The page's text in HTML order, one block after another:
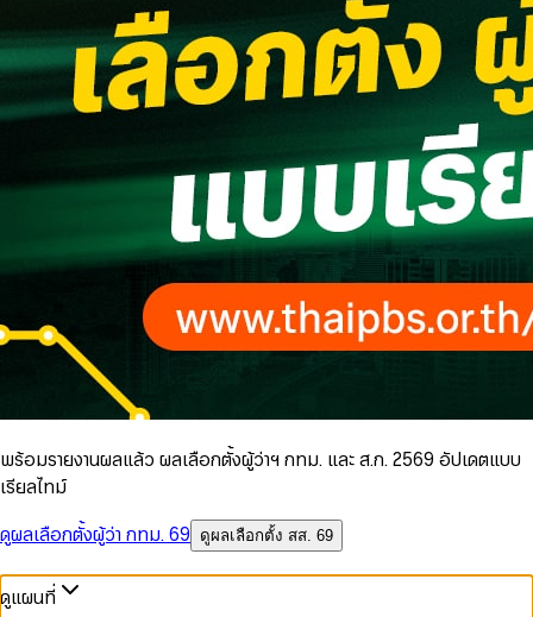
พร้อมรายงานผลแล้ว ผลเลือกตั้งผู้ว่าฯ กทม. และ ส.ก. 2569 อัปเดตแบบ
เรียลไทม์
ดูผลเลือกตั้งผู้ว่า กทม. 69
ดูผลเลือกตั้ง สส. 69
ดูแผนที่